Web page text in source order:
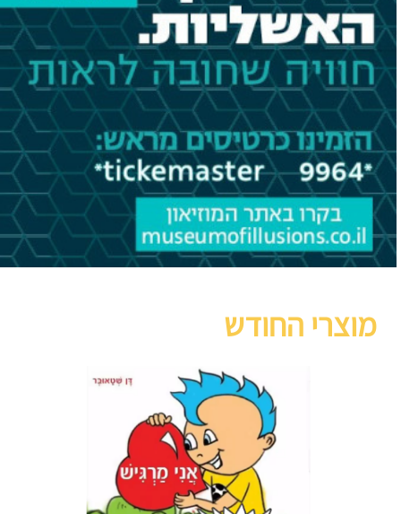
מוצרי החודש